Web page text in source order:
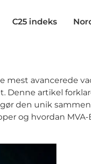
C25 indeks
mest avancerede
Denne artikel
den unik
og hvordan MVA-